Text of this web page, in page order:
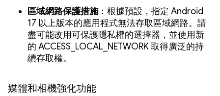
區域網路保護措施：根據預設，指定 Android
17 以上版本的應用程式無法存取區域網路。請
盡可能改用可保護隱私權的選擇器，並使用新
的 ACCESS_LOCAL_NETWORK 取得廣泛的持
續存取權。
媒體和相機強化功能